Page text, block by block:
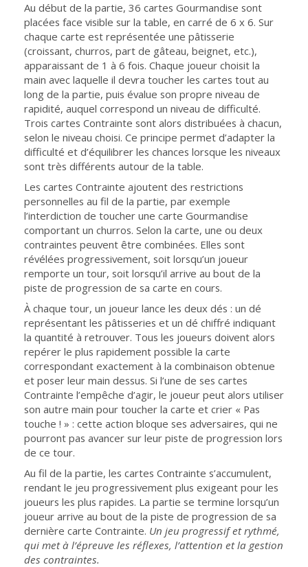
Au début de la partie, 36 cartes Gourmandise sont
placées face visible sur la table, en carré de 6 x 6. Sur
chaque carte est représentée une pâtisserie
(croissant, churros, part de gâteau, beignet, etc.),
apparaissant de 1 à 6 fois. Chaque joueur choisit la
main avec laquelle il devra toucher les cartes tout au
long de la partie, puis évalue son propre niveau de
rapidité, auquel correspond un niveau de difficulté.
Trois cartes Contrainte sont alors distribuées à chacun,
selon le niveau choisi. Ce principe permet d’adapter la
difficulté et d’équilibrer les chances lorsque les niveaux
sont très différents autour de la table.
Les cartes Contrainte ajoutent des restrictions
personnelles au fil de la partie, par exemple
l’interdiction de toucher une carte Gourmandise
comportant un churros. Selon la carte, une ou deux
contraintes peuvent être combinées. Elles sont
révélées progressivement, soit lorsqu’un joueur
remporte un tour, soit lorsqu’il arrive au bout de la
piste de progression de sa carte en cours.
À chaque tour, un joueur lance les deux dés : un dé
représentant les pâtisseries et un dé chiffré indiquant
la quantité à retrouver. Tous les joueurs doivent alors
repérer le plus rapidement possible la carte
correspondant exactement à la combinaison obtenue
et poser leur main dessus. Si l’une de ses cartes
Contrainte l’empêche d’agir, le joueur peut alors utiliser
son autre main pour toucher la carte et crier « Pas
touche ! » : cette action bloque ses adversaires, qui ne
pourront pas avancer sur leur piste de progression lors
de ce tour.
Au fil de la partie, les cartes Contrainte s’accumulent,
rendant le jeu progressivement plus exigeant pour les
joueurs les plus rapides. La partie se termine lorsqu’un
joueur arrive au bout de la piste de progression de sa
dernière carte Contrainte. Un jeu progressif et rythmé,
qui met à l’épreuve les réflexes, l’attention et la gestion
des contraintes.